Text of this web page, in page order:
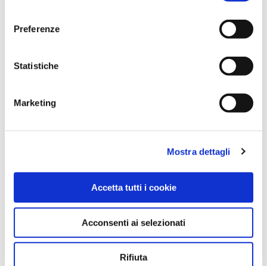
Preferenze
Statistiche
Marketing
Mostra dettagli
Accetta tutti i cookie
Acconsenti ai selezionati
Rifiuta